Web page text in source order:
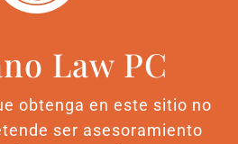
Law PC
obtenga en este sitio no
ser asesoramiento